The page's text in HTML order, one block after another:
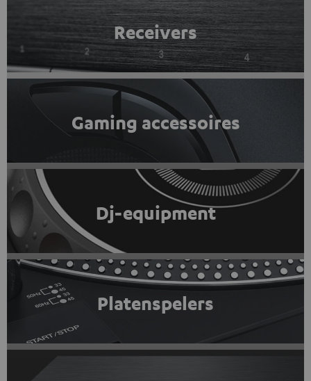
Receivers
Gaming accessoires
Dj-equipment
Platenspelers